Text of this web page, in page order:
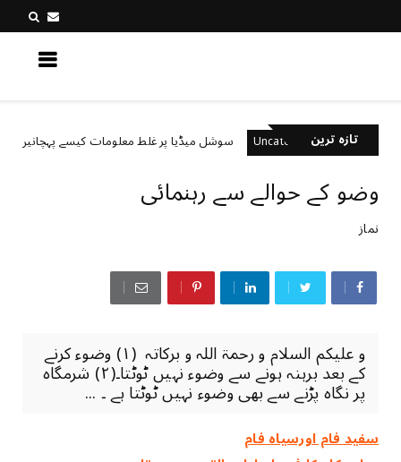
تازہ ترین
Uncategorized سوشل میڈیا پر غلط معلومات کیسے پہچانیں؟
وضو کے حوالے سے رہنمائی
نماز
و علیکم السلام و رحمۃ اللہ و برکاتہ (۱) وضوء کرنے
کے بعد برہنہ ہونے سے وضوء نہیں ٹوٹتا۔(۲) شرمگاہ
پر نگاہ پڑنے سے بھی وضوء نہیں ٹوٹتا ہے ۔ ...
سفید فام اورسیاہ فام